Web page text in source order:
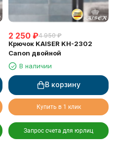
2 250 ₽4 950 ₽
Крючок KAISER KH-2302
Canon двойной
В наличии
В корзину
Купить в 1 клик
Запрос счета для юрлиц